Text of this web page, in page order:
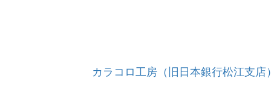
カラコロ工房（旧日本銀行松江支店